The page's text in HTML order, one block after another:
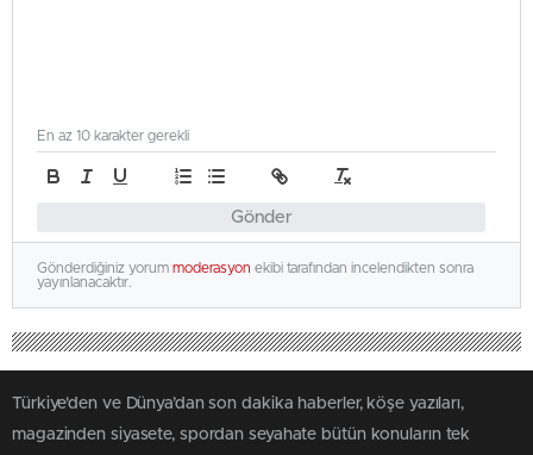
Gönder
En az 10 karakter gerekli
Gönderdiğiniz yorum moderasyon ekibi tarafından incelendikten sonra
yayınlanacaktır.
Türkiye'den ve Dünya’dan son dakika haberler, köşe yazıları,
magazinden siyasete, spordan seyahate bütün konuların tek